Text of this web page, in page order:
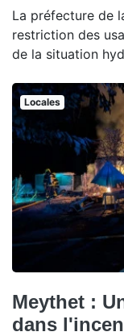
La préfecture de
restriction des
de la situation
Locales
Meythet :
dans